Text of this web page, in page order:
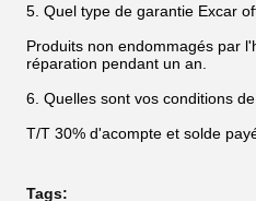
5. Quel type de garantie Excar
Produits non endommagés par
réparation pendant un an.
6. Quelles sont vos conditions
T/T 30% d'acompte et solde
Tags: